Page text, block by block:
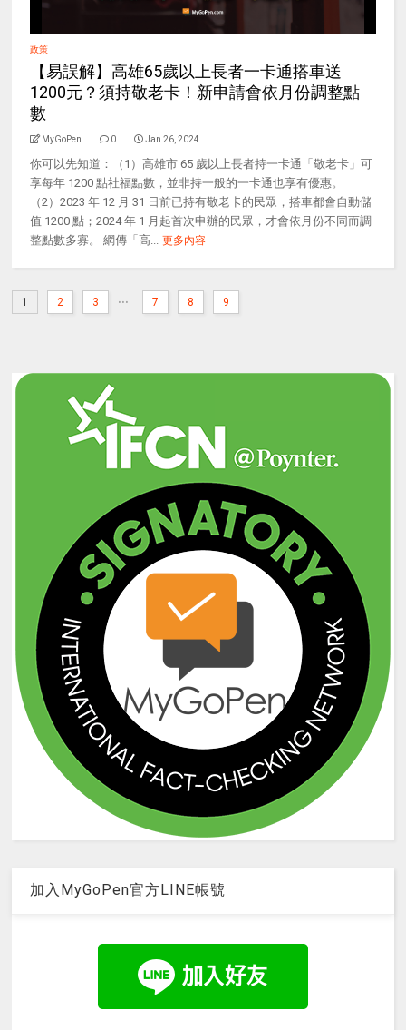
政策
【易誤解】高雄65歲以上長者一卡通搭車送
1200元？須持敬老卡！新申請會依月份調整點
數
MyGoPen 0 Jan 26, 2024
你可以先知道：（1）高雄市 65 歲以上長者持一卡通「敬老卡」可
享每年 1200 點社福點數，並非持一般的一卡通也享有優惠。
（2）2023 年 12 月 31 日前已持有敬老卡的民眾，搭車都會自動儲
值 1200 點；2024 年 1 月起首次申辦的民眾，才會依月份不同而調
整點數多寡。 網傳「高... 更多內容
1 2 3 ... 7 8 9
加入MyGoPen官方LINE帳號